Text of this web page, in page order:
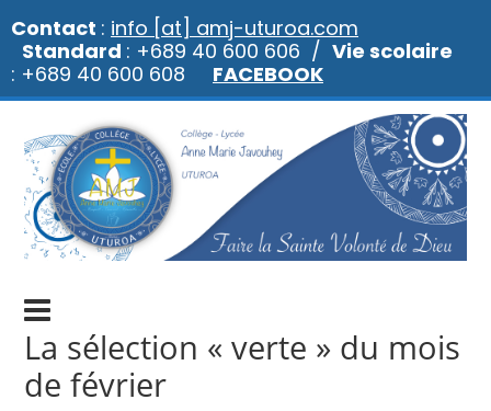
La sélection « verte » du mois
de février
Contact : info [at] amj-uturoa.com
Standard : +689 40 600 606 / Vie scolaire
: +689 40 600 608 FACEBOOK